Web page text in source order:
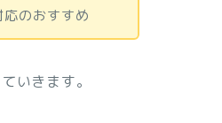
のおすすめ
いきます。